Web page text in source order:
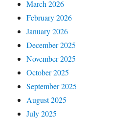
March 2026
February 2026
January 2026
December 2025
November 2025
October 2025
September 2025
August 2025
July 2025